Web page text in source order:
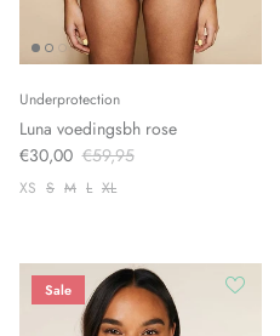
Underprotection
Luna voedingsbh rose
€30,00 €59,95
XS S M L XL
Sale